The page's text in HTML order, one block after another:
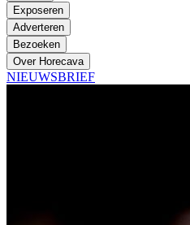
Exposeren
Adverteren
Bezoeken
Over Horecava
NIEUWSBRIEF